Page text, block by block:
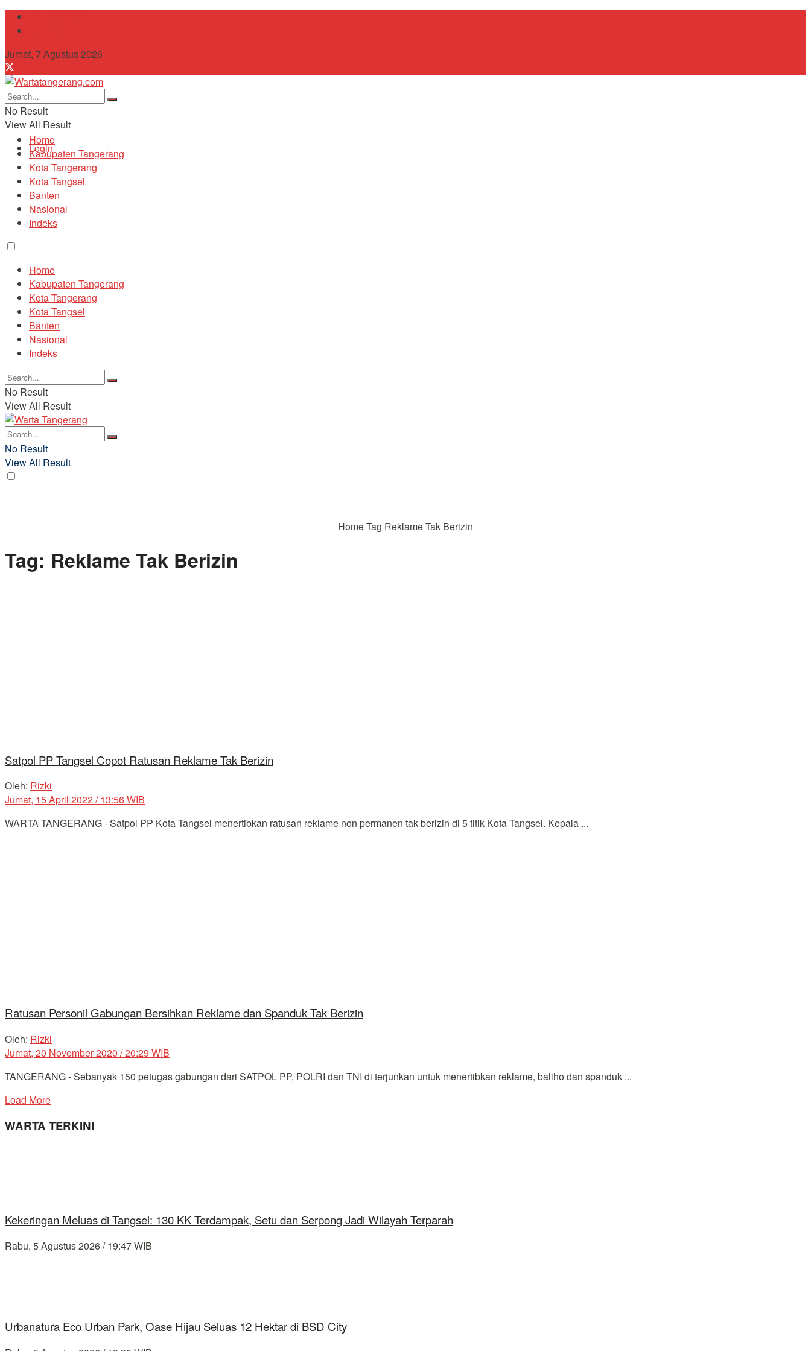
Jumat, 7 Agustus 2026
No Result
View All Result
Login
Home
Kabupaten Tangerang
Kota Tangerang
Kota Tangsel
Banten
Nasional
Indeks
Home
Kabupaten Tangerang
Kota Tangerang
Kota Tangsel
Banten
Nasional
Indeks
No Result
View All Result
No Result
View All Result
HomeTag Reklame Tak Berizin
Tag: Reklame Tak Berizin
Satpol PP Tangsel Copot Ratusan Reklame Tak Berizin
Oleh: Rizki
Jumat, 15 April 2022 / 13:56 WIB
WARTA TANGERANG - Satpol PP Kota Tangsel menertibkan ratusan reklame non permanen tak berizin di 5 titik Kota Tangsel. Kepala ...
Ratusan Personil Gabungan Bersihkan Reklame dan Spanduk Tak Berizin
Oleh: Rizki
Jumat, 20 November 2020 / 20:29 WIB
TANGERANG - Sebanyak 150 petugas gabungan dari SATPOL PP, POLRI dan TNI di terjunkan untuk menertibkan reklame, baliho dan spanduk ...
Load More
WARTA TERKINI
Kekeringan Meluas di Tangsel: 130 KK Terdampak, Setu dan Serpong Jadi Wilayah Terparah
Rabu, 5 Agustus 2026 / 19:47 WIB
Urbanatura Eco Urban Park, Oase Hijau Seluas 12 Hektar di BSD City